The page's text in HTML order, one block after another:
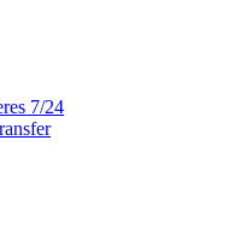
7/24